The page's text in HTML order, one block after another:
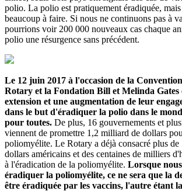
polio. La polio est pratiquement éradiquée,
beaucoup à faire. Si nous ne continuons pas à
pourrions voir 200 000 nouveaux cas chaque
polio une résurgence sans précédent.
Le 12 juin 2017 à l'occasion de la
Rotary et la Fondation Bill et Melinda Gates
extension et une augmentation de leur
dans le but d'éradiquer la polio dans le
pour toutes. De plus, 16 gouvernements et
viennent de promettre 1,2 milliard de dollars
poliomyélite. Le Rotary a déjà consacré plus
dollars américains et des centaines de milliers
à l'éradication de la poliomyélite. Lorsque
éradiquer la poliomyélite, ce ne sera que la
être éradiquée par les vaccins, l'autre étant